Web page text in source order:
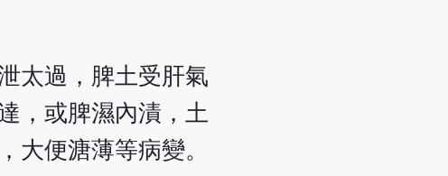
太過，脾土受肝氣
，或脾濕內漬，土
大便溏薄等病變。